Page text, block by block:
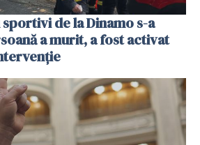
de la Dinamo s-a
a murit, a fost activat